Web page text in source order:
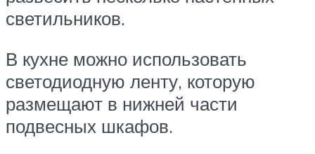
светильников.
В кухне можно использовать
светодиодную ленту, которую
размещают в нижней части
подвесных шкафов.